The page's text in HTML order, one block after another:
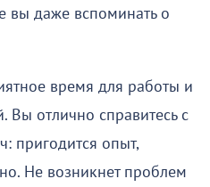
вы даже вспоминать о
время для работы и
Вы отлично справитесь с
пригодится опыт,
Не возникнет проблем